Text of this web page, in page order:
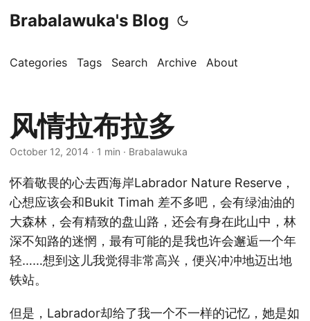
Brabalawuka's Blog
Categories Tags Search Archive About
风情拉布拉多
October 12, 2014 · 1 min · Brabalawuka
怀着敬畏的心去西海岸Labrador Nature Reserve，
心想应该会和Bukit Timah 差不多吧，会有绿油油的
大森林，会有精致的盘山路，还会有身在此山中，林
深不知路的迷惘，最有可能的是我也许会邂逅一个年
轻……想到这儿我觉得非常高兴，便兴冲冲地迈出地
铁站。
但是，Labrador却给了我一个不一样的记忆，她是如